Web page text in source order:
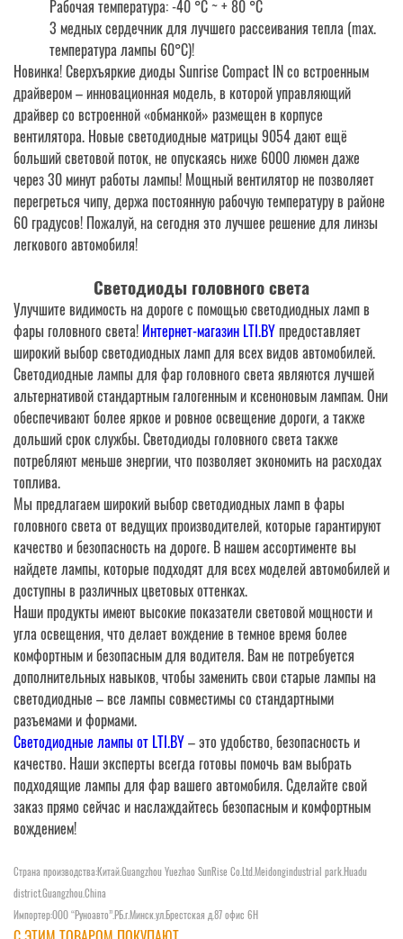
Рабочая температура: -40 °C ~ + 80 °C
3 медных сердечник для лучшего рассеивания тепла (max.
температура лампы 60°C)!
Новинка! Сверхъяркие диоды Sunrise Compact IN со встроенным
драйвером – инновационная модель, в которой управляющий
драйвер со встроенной «обманкой» размещен в корпусе
вентилятора. Новые светодиодные матрицы 9054 дают ещё
больший световой поток, не опускаясь ниже 6000 люмен даже
через 30 минут работы лампы! Мощный вентилятор не позволяет
перегреться чипу, держа постоянную рабочую температуру в районе
60 градусов! Пожалуй, на сегодня это лучшее решение для линзы
легкового автомобиля!
Светодиоды головного света
Улучшите видимость на дороге с помощью светодиодных ламп в
фары головного света! Интернет-магазин LTI.BYпредоставляет
широкий выбор светодиодных ламп для всех видов автомобилей.
Светодиодные лампы для фар головного света являются лучшей
альтернативой стандартным галогенным и ксеноновым лампам. Они
обеспечивают более яркое и ровное освещение дороги, а также
дольший срок службы. Светодиоды головного света также
потребляют меньше энергии, что позволяет экономить на расходах
топлива.
Мы предлагаем широкий выбор светодиодных ламп в фары
головного света от ведущих производителей, которые гарантируют
качество и безопасность на дороге. В нашем ассортименте вы
найдете лампы, которые подходят для всех моделей автомобилей и
доступны в различных цветовых оттенках.
Наши продукты имеют высокие показатели световой мощности и
угла освещения, что делает вождение в темное время более
комфортным и безопасным для водителя. Вам не потребуется
дополнительных навыков, чтобы заменить свои старые лампы на
светодиодные – все лампы совместимы со стандартными
разъемами и формами.
Светодиодные лампы от LTI.BY– это удобство, безопасность и
качество. Наши эксперты всегда готовы помочь вам выбрать
подходящие лампы для фар вашего автомобиля. Сделайте свой
заказ прямо сейчас и наслаждайтесь безопасным и комфортным
вождением!
Страна производства:Китай.Guangzhou Yuezhao SunRise Co.Ltd.Meidongindustrial park.Huadu
district.Guangzhou.China
Импортер:OOO “Руноавто”.РБ.г.Минск.ул.Брестская д.87 офис 6Н